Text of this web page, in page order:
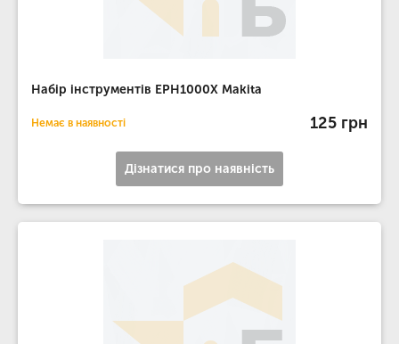
Набір інструментів EPH1000X Makita
Немає в наявності 125 грн
Дізнатися про наявність